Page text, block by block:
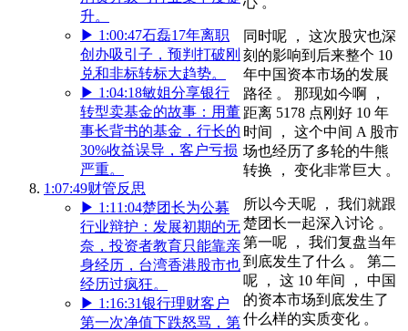
升。
▶ 1:00:47石磊17年离职
创办吸引子，预判打破刚
兑和非标转标大趋势。
▶ 1:04:18敏姐分享银行
转型卖基金的故事：用董
事长背书的基金，行长的
30%收益误导，客户亏损
严重。
1:07:49财管反思
▶ 1:11:04楚团长为公募
行业辩护：发展初期的无
奈，投资者教育只能靠亲
身经历，台湾香港股市也
经历过疯狂。
▶ 1:16:31银行理财客户
第一次净值下跌怒骂，第
同时呢 ， 这次股灾也深
刻的影响到后来整个 10
年中国资本市场的发展
路径 。 那现如今啊 ，
距离 5178 点刚好 10 年
时间 ， 这个中间 A 股市
场也经历了多轮的牛熊
转换 ， 变化非常巨大 。
所以今天呢 ， 我们就跟
楚团长一起深入讨论 。
第一呢 ， 我们复盘当年
到底发生了什么 。 第二
呢 ， 这 10 年间 ， 中国
的资本市场到底发生了
什么样的实质变化 。